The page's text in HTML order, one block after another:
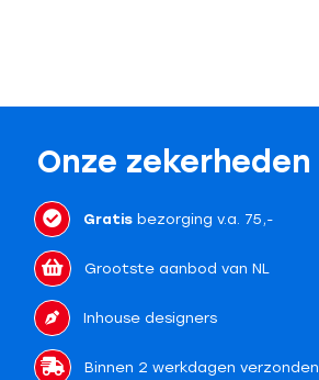
Onze zekerheden
Gratisbezorging v.a. 75,-
Grootste aanbod van NL
Inhouse designers
Binnen 2 werkdagen verzonden